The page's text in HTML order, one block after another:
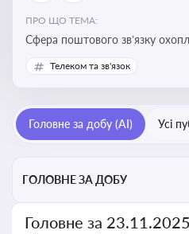
ПРО ЩО ТЕМА:
Сфера поштового зв’язку
контроль послуг поштового
регулюється спеціальним
ліцензійних умов, участі в
забезпечення прав споживачів.
Телеком та зв'язок
Головне за добу (AI) Усі
ГОЛОВНЕ ЗА ДОБУ
Головне за